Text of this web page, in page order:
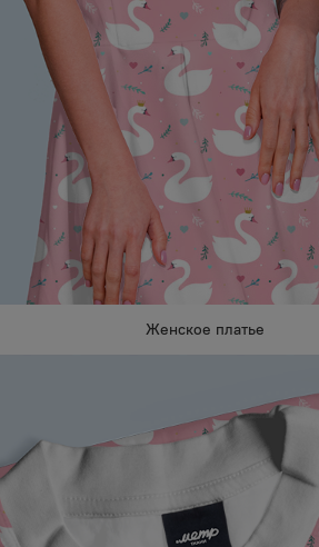
Женское платье